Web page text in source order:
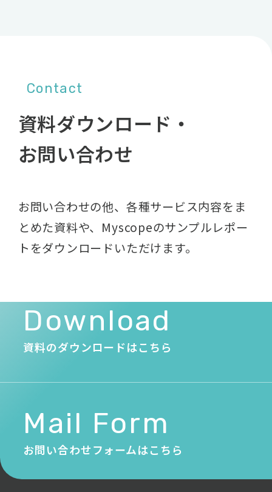
Contact
資料ダウンロード・
お問い合わせ
お問い合わせの他、各種サービス内容をま
とめた資料や、 Myscopeのサンプルレポー
トをダウンロードいただけます。
Download
資料のダウンロードはこちら
Mail Form
お問い合わせフォームはこちら